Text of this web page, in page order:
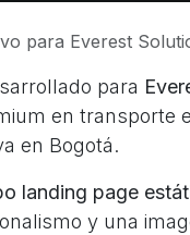
Solutions Group: una landing page
para
en transporte
en Bogotá.
landing page
y una